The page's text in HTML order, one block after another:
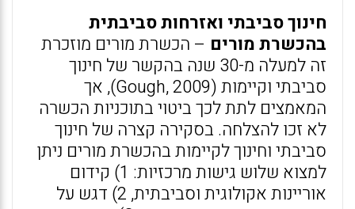
חינוך סביבתי ואזרחות סביבתית
בהכשרת מורים – הכשרת מורים מוזכרת
זה למעלה מ-30 שנה בהקשר של חינוך
סביבתי וקיימות (Gough, 2009), אך
המאמצים לתת לכך ביטוי בתוכניות הכשרה
לא זכו להצלחה. בסקירה קצרה של חינוך
סביבתי וחינוך לקיימות בהכשרת מורים ניתן
למצוא שלוש גישות מרכזיות: 1) קידום
אוריינות אקולוגית וסביבתית, 2) דגש על